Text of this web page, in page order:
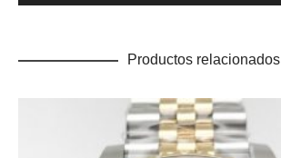
Productos relacionados